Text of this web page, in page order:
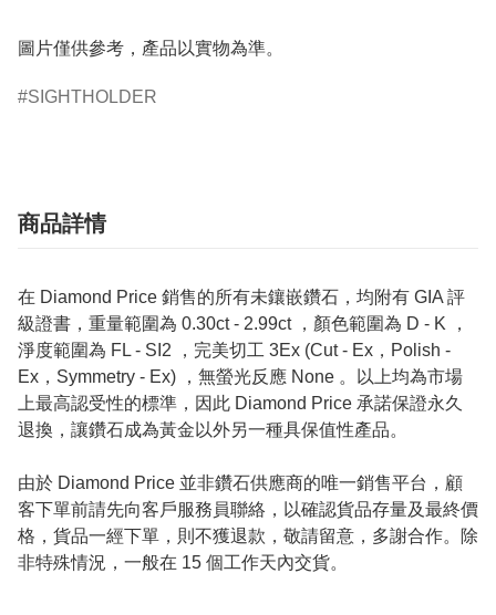
圖片僅供參考，產品以實物為準。
SIGHTHOLDER
商品詳情
在 Diamond Price 銷售的所有未鑲嵌鑽石，均附有 GIA 評
級證書，重量範圍為 0.30ct - 2.99ct ，顏色範圍為 D - K ，
淨度範圍為 FL - SI2 ，完美切工 3Ex (Cut - Ex，Polish -
Ex，Symmetry - Ex) ，無螢光反應 None 。以上均為市場
上最高認受性的標準，因此 Diamond Price 承諾保證永久
退換，讓鑽石成為黃金以外另一種具保值性產品。
由於 Diamond Price 並非鑽石供應商的唯一銷售平台，顧
客下單前請先向客戶服務員聯絡，以確認貨品存量及最終價
格，貨品一經下單，則不獲退款，敬請留意，多謝合作。除
非特殊情況，一般在 15 個工作天內交貨。